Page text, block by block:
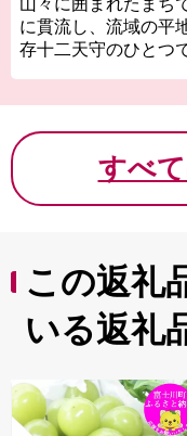
に貫流し、流域の平
存十二天守のひとつ
また、１７世紀から
中たかはし松山踊
の地であるなど自然
すべ
この返礼
いる返礼